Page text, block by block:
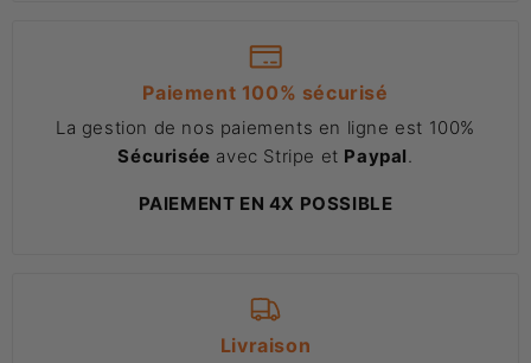
Paiement 100% sécurisé
La gestion de nos paiements en ligne est 100%
Sécurisée avec Stripe et Paypal.
PAIEMENT EN 4X POSSIBLE
Livraison